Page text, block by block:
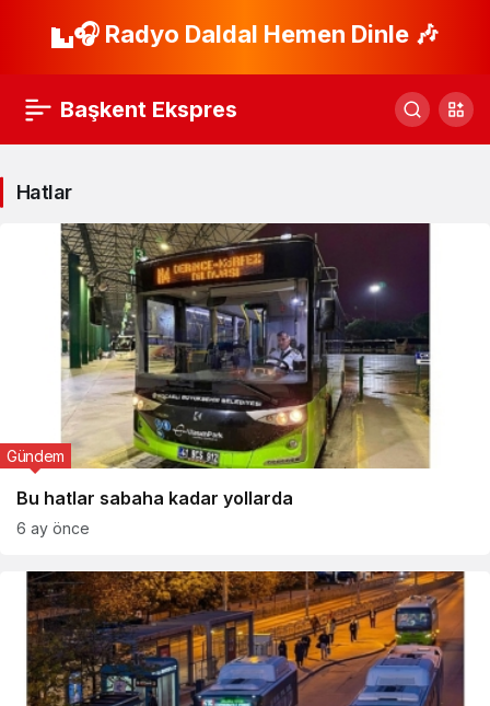
🎧 Radyo Daldal Hemen Dinle 🎶
Başkent Ekspres
Hatlar
Bu hatlar sabaha kadar yollarda
Gündem
6 ay önce